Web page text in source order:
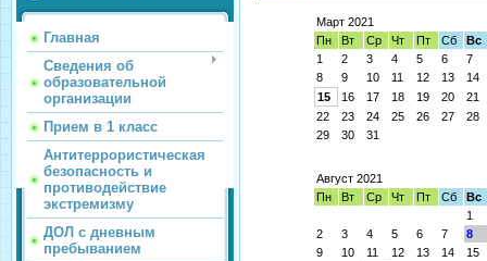
Главная
Сведения об
образовательной
организации
Прием в 1 класс
Антитеррористическая
безопасность и
противодействие
экстремизму
ДОЛ с дневным
пребыванием
Март 2021
Пн
Вт Ср Чт Пт Сб
Вс
1
2 3 4 5 6
7
8
9 10 11 12 13
14
15
16 17 18 19 20
21
22
23 24 25 26 27
28
29
30 31
Август 2021
Пн
Вт Ср Чт Пт Сб
Вс
1
2
3 4 5 6 7
8
9
10 11 12 13 14
15